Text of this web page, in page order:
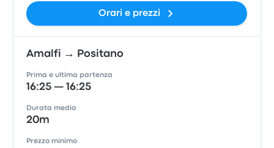
Orari e prezzi
Amalfi → Positano
Prima e ultima partenza
16:25 — 16:25
Durata media
20m
Prezzo minimo